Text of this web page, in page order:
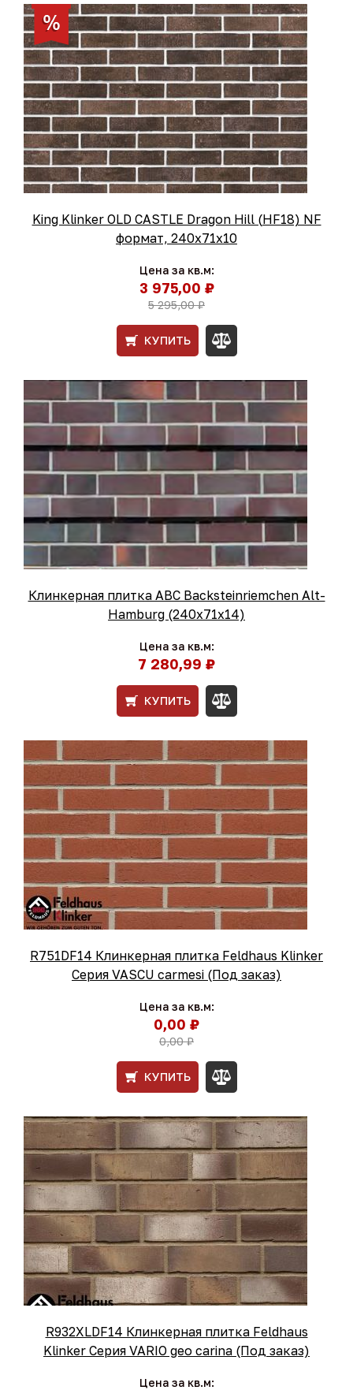
King Klinker OLD CASTLE Dragon Hill (HF18) NF
формат, 240х71х10
Цена за кв.м:
3 975,00 ₽
5 295,00 ₽
КУПИТЬ
Клинкерная плитка ABC Backsteinriemchen Alt-
Hamburg (240х71х14)
Цена за кв.м:
7 280,99 ₽
КУПИТЬ
R751DF14 Клинкерная плитка Feldhaus Klinker
Серия VASCU carmesi (Под заказ)
Цена за кв.м:
0,00 ₽
0,00 ₽
КУПИТЬ
R932XLDF14 Клинкерная плитка Feldhaus
Klinker Серия VARIO geo carina (Под заказ)
Цена за кв.м: